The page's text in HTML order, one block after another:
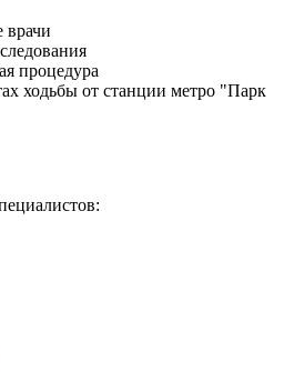
процедура
ходьбы от станции метро "Парк